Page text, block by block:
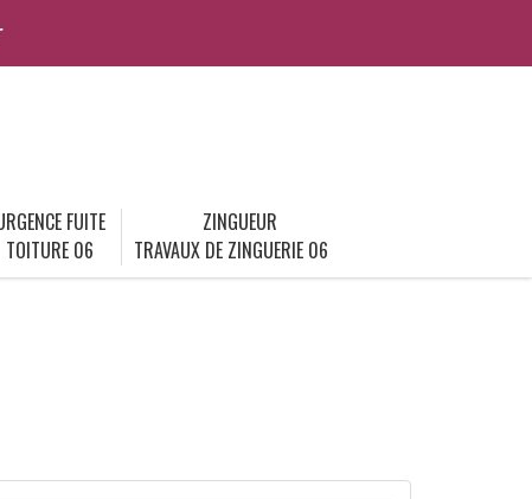
FUITE
TOITURE 06
ZINGUEUR
TRAVAUX DE ZINGUERIE 06